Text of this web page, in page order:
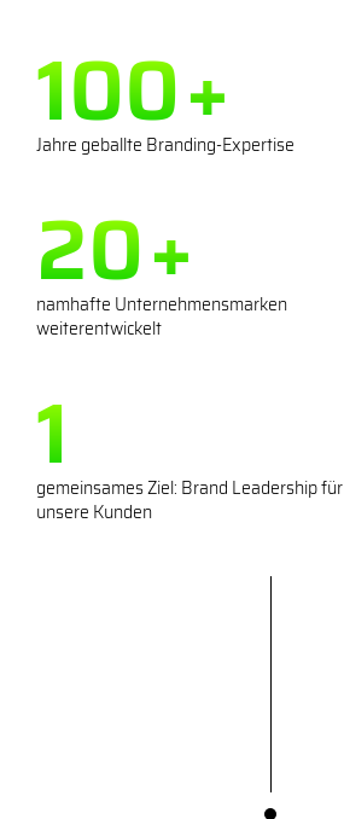
100+
Jahre geballte Branding-Expertise
20+
namhafte Unternehmensmarken
weiterentwickelt
1
gemeinsames Ziel: Brand Leadership für
unsere Kunden